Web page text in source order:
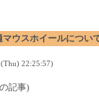
ウスホイールについ
22:25:57)
記事)